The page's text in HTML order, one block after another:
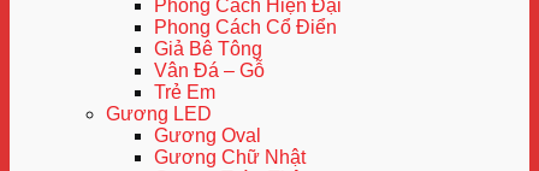
Phong Cách Hiện Đại
Phong Cách Cổ Điển
Giả Bê Tông
Vân Đá – Gỗ
Trẻ Em
Gương LED
Gương Oval
Gương Chữ Nhật